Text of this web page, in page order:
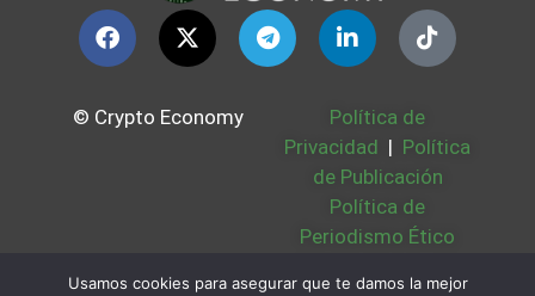
© Crypto Economy
Política de
Privacidad | Política
de Publicación
Política de
Periodismo Ético
Usamos cookies para asegurar que te damos la mejor